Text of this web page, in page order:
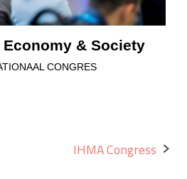
Economy & Society
CONGRES
IHMA Congress